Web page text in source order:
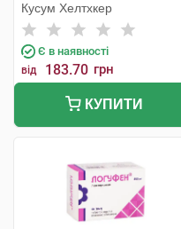
Кусум Хелтхкер
Є в наявності
від 183.70 грн
КУПИТИ